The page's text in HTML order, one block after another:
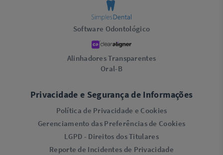
Software Odontológico
Alinhadores Transparentes
Oral-B
Privacidade e Segurança de Informações
Política de Privacidade e Cookies
Gerenciamento das Preferências de Cookies
LGPD - Direitos dos Titulares
Reporte de Incidentes de Privacidade